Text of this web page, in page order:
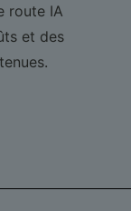
route IA
et des